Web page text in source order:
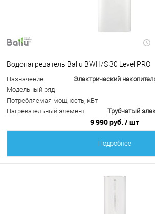
Водонагреватель Ballu BWH/S 30 Level PRO
Назначение
Электрический
Модельный ряд
Потребляемая мощность, кВт
Нагревательный элемент
Трубчатый
9 990 руб. / шт
Подробнее